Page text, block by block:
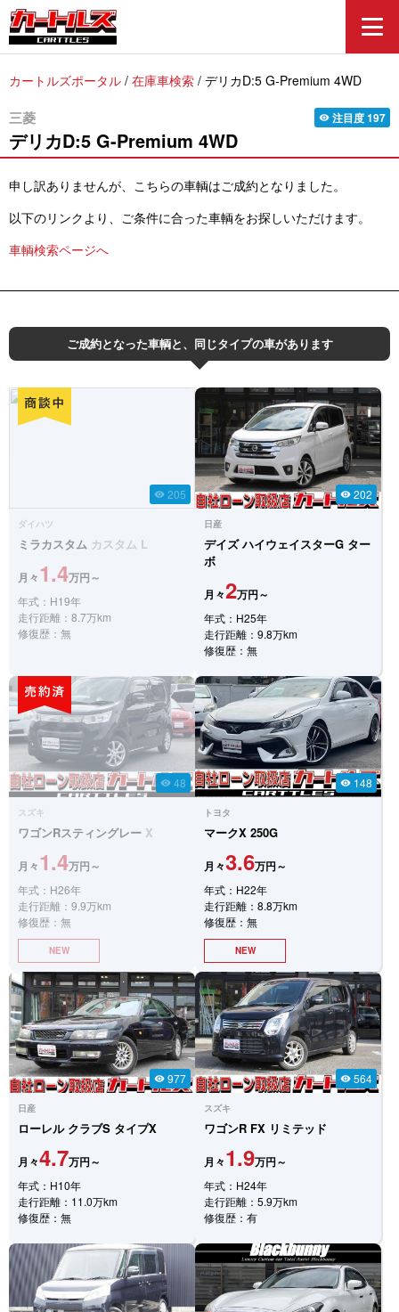
カートルズポータル / 在庫車検索 / デリカD:5 G-Premium 4WD
三菱
デリカD:5 G-Premium 4WD
visibility 注目度197
申し訳ありませんが、こちらの車輌はご成約となりました。
以下のリンクより、ご条件に合った車輌をお探しいただけます。
車輌検索ページへ
ご成約となった車輌と、同じタイプの車があります
visibility 205
ダイハツ
ミラカスタム カスタム L
月々1.4万円～
年式：H19年
走行距離：8.7万km
修復歴：無
visibility 202
日産
デイズハイウェイスターG ター
ボ
月々2万円～
年式：H25年
走行距離：9.8万km
修復歴：無
visibility 48
スズキ
ワゴンRスティングレー X
月々1.4万円～
年式：H26年
走行距離：9.9万km
修復歴：無
NEW
visibility 148
トヨタ
マークX 250G
月々3.6万円～
年式：H22年
走行距離：8.8万km
修復歴：無
NEW
visibility 977
日産
ローレル クラブS タイプX
月々4.7万円～
年式：H10年
走行距離：11.0万km
修復歴：無
visibility 564
スズキ
ワゴンR FX リミテッド
月々1.9万円～
年式：H24年
走行距離：5.9万km
修復歴：有